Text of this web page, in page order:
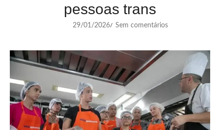
pessoas trans
29/01/2026/ Sem comentários